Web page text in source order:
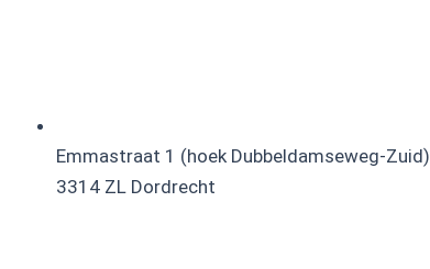
Emmastraat 1 (hoek Dubbeldamseweg-Zuid)
3314 ZL Dordrecht